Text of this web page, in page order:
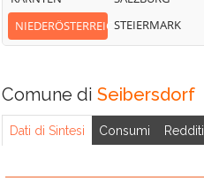
NIEDERÖSTERREICHSTEIERMARK
Comune di Seibersdorf
Dati di Sintesi Consumi Redditi